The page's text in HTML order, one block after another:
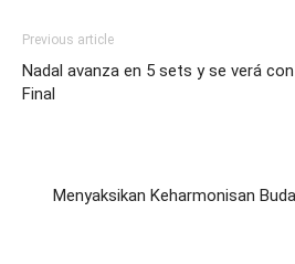
Previous article
Nadal avanza en 5 sets y se verá
Final
Menyaksikan Keharmonisan